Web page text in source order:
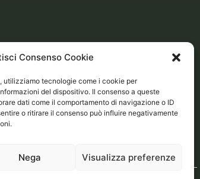
Consenso Cookie
utilizziamo tecnologie come i cookie per
del dispositivo. Il consenso a queste
dati come il comportamento di navigazione o ID
o ritirare il consenso può influire negativamente
Nega Visualizza preferenze
mattina